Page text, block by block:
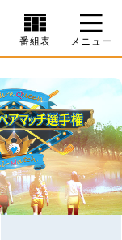
番組表 メニュー